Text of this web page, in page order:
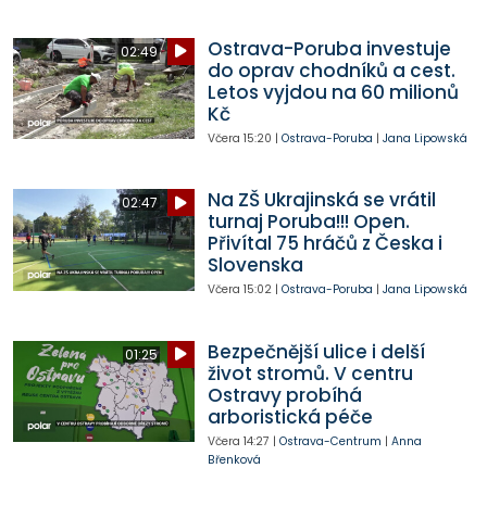
02:49
Ostrava-Poruba investuje
do oprav chodníků a cest.
Letos vyjdou na 60 milionů
Kč
Včera 15:20 | Ostrava-Poruba | Jana Lipowská
02:47
Na ZŠ Ukrajinská se vrátil
turnaj Poruba!!! Open.
Přivítal 75 hráčů z Česka i
Slovenska
Včera 15:02| Ostrava-Poruba | Jana Lipowská
01:25
Bezpečnější ulice i delší
život stromů. V centru
Ostravy probíhá
arboristická péče
Včera 14:27 | Ostrava-Centrum | Anna
Břenková